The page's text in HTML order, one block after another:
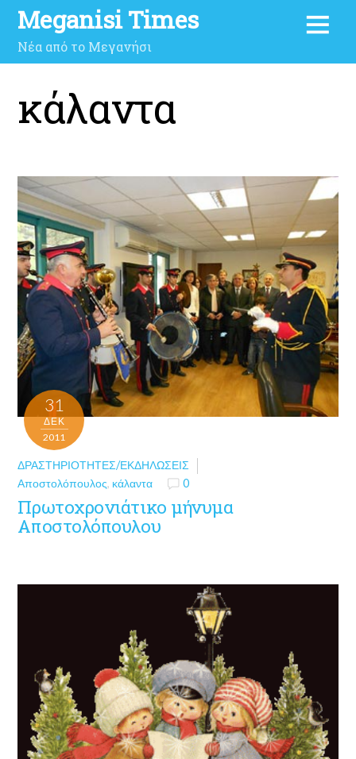
Meganisi Times
Νέα από το Μεγανήσι
κάλαντα
31
ΔΕΚ
2011
ΔΡΑΣΤΗΡΙΌΤΗΤΕΣ/ΕΚΔΗΛΏΣΕΙΣ
Αποστολόπουλος, κάλαντα 0
Πρωτοχρονιάτικο μήνυμα
Αποστολόπουλου